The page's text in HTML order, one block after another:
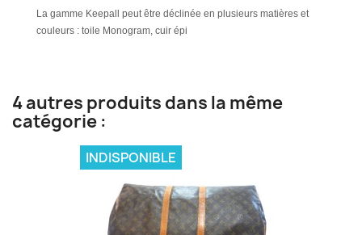
La gamme Keepall peut être déclinée en plusieurs matières et
couleurs : toile Monogram, cuir épi
4 autres produits dans la même
catégorie :
INDISPONIBLE